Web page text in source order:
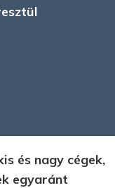
és nagy cégek,
egyaránt